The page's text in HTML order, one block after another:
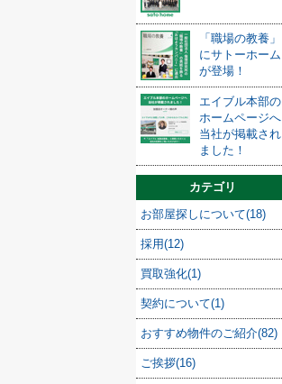
「職場の教養」
にサトーホーム
が登場！
エイブル本部の
ホームページへ
当社が掲載され
ました！
カテゴリ
お部屋探しについて(18)
採用(12)
買取強化(1)
契約について(1)
おすすめ物件のご紹介(82)
ご挨拶(16)